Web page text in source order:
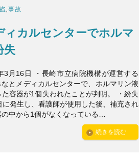
,事故
ィカルセンターでホルマ
失
3月16日 ・長崎市立病院機構が運営する
とメディカルセンターで、ホルマリン液
た容器が1個失われたことが判明。 ・紛失
に発生し、看護師が使用した後、補充され
の中から1個がなくなっている…
続きを読む